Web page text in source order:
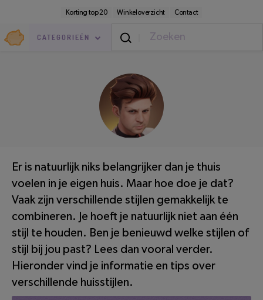
inhoud
Korting top 20 Winkeloverzicht Contact
Goedkoop.nl
CATEGORIEËN
Thuis / Binnen LEESTIJD: 2 MINUTEN
Er is natuurlijk niks belangrijker dan je thuis
voelen in je eigen huis. Maar hoe doe je dat?
Vaak zijn verschillende stijlen gemakkelijk te
combineren. Je hoeft je natuurlijk niet aan één
stijl te houden. Ben je benieuwd welke stijlen of
stijl bij jou past? Lees dan vooral verder.
Hieronder vind je informatie en tips over
verschillende huisstijlen.